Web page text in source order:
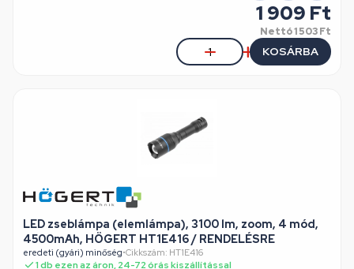
1 909 Ft
Nettó1 503 Ft
KOSÁRBA
LED zseblámpa (elemlámpa), 3100 lm, zoom, 4 mód,
4500mAh, HÖGERT HT1E416 / RENDELÉSRE
eredeti (gyári) minőség•Cikkszám: HT1E416
1 db ezen az áron, 24-72 órás kiszállítással